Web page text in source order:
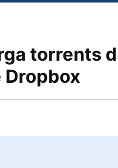
torrents
Dropbox